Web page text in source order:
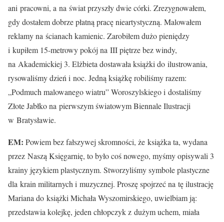
ani pracowni, a na świat przyszły dwie córki. Zrezygnowałem,
gdy dostałem dobrze płatną pracę nieartystyczną. Malowałem
reklamy na ścianach kamienic. Zarobiłem dużo pieniędzy
i kupiłem 15-metrowy pokój na III piętrze bez windy,
na Akademickiej 3. Elżbieta dostawała książki do ilustrowania,
rysowaliśmy dzień i noc. Jedną książkę robiliśmy razem:
„Podmuch malowanego wiatru” Woroszylskiego i dostaliśmy
Złote Jabłko na pierwszym światowym Biennale Ilustracji
w Bratysławie.
EM: Powiem bez fałszywej skromności, że książka ta, wydana
przez Naszą Księgarnię, to było coś nowego, myśmy opisywali 3
krainy językiem plastycznym. Stworzyliśmy symbole plastyczne
dla krain militarnych i muzycznej. Proszę spojrzeć na tę ilustrację
Mariana do książki Michała Wyszomirskiego, uwielbiam ją:
przedstawia kolejkę, jeden chłopczyk z dużym uchem, miała